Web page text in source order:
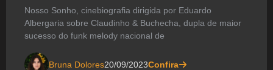
Nosso Sonho, cinebiografia dirigida por Eduardo
Albergaria sobre Claudinho & Buchecha, dupla de maior
sucesso do funk melody nacional de
Bruna Dolores20/09/2023Confira